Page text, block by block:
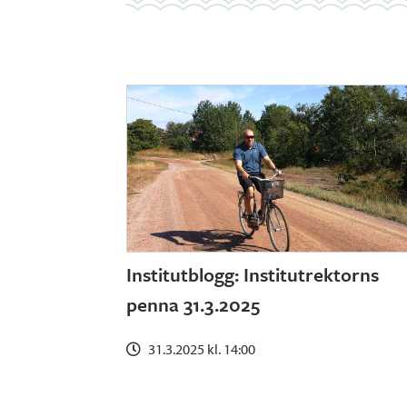
Institutblogg: Institutrektorns
penna 31.3.2025
31.3.2025 kl. 14:00